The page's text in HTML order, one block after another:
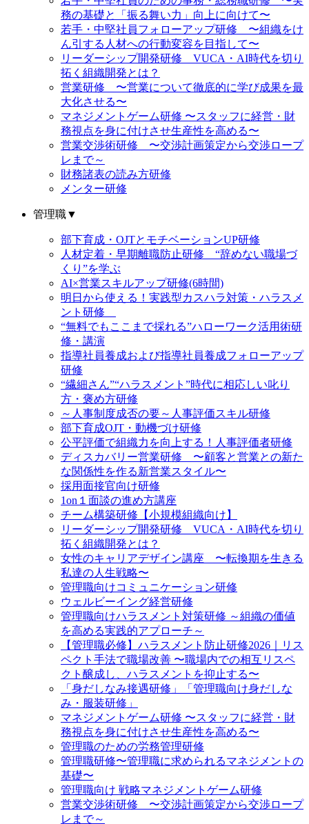
務の基礎と「振る舞い力」向上に向けて〜
若手・中堅社員フォローアップ研修 〜組織をけ
ん引する人材への行動変容を目指して〜
リーダーシップ開発研修 VUCA・AI時代を切り
拓く組織開発とは？
営業研修 〜営業について徹底的に学び成果を最
大化させる〜
マネジメントゲーム研修 〜スタッフに経営・財
務視点を身に付けさせ生産性を高める〜
営業交渉術研修 〜交渉計画策定から交渉ロープ
レまで～
財務諸表の読み方研修
メンター研修
管理職▼
部下育成・OJTとモチベーションUP研修
人材定着・早期離職防止研修 “辞めない職場づ
くり”を学ぶ
AI×営業スキルアップ研修(6時間)
明日から使える！実践型カスハラ対策・ハラスメ
ント研修
“無料でもここまで採れる”ハローワーク活用術研
修・講演
指導社員養成および指導社員養成フォローアップ
研修
“繊細さん”“ハラスメント”時代に相応しい叱り
方・褒め方研修
～人事制度成否の要～人事評価スキル研修
部下育成OJT・動機づけ研修
公平評価で組織力を向上する！人事評価者研修
ディスカバリー営業研修 〜顧客と営業との新た
な関係性を作る新営業スタイル〜
採用面接官向け研修
1on１面談の進め方講座
チーム構築研修【小規模組織向け】
リーダーシップ開発研修 VUCA・AI時代を切り
拓く組織開発とは？
女性のキャリアデザイン講座 〜転換期を生きる
私達の人生戦略〜
管理職向けコミュニケーション研修
ウェルビーイング経営研修
管理職向けハラスメント対策研修 ～組織の価値
を高める実践的アプローチ～
【管理職必修】ハラスメント防止研修2026｜リス
ペクト手法で職場改善 〜職場内での相互リスペ
クト醸成し、ハラスメントを抑止する〜
「身だしなみ接遇研修」「管理職向け身だしな
み・服装研修」
マネジメントゲーム研修 〜スタッフに経営・財
務視点を身に付けさせ生産性を高める〜
管理職のための労務管理研修
管理職研修〜管理職に求められるマネジメントの
基礎〜
管理職向け 戦略マネジメントゲーム研修
営業交渉術研修 〜交渉計画策定から交渉ロープ
レまで～